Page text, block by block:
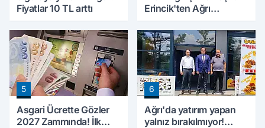
Fiyatlar 10 TL arttı
Erincik'ten Ağrı
5
Asgari Ücrette Gözler
2027 Zammında! İlk
6
Ağrı'da yatırım yapan
yalnız bırakılmıyor!